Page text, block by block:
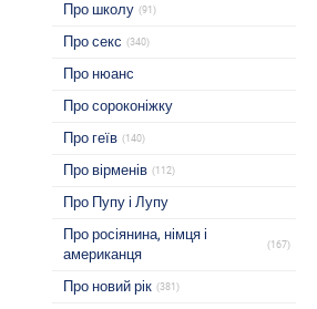
Про школу (91)
Про секс (340)
Про нюанс
Про сороконіжку
Про геїв (140)
Про вірменів (112)
Про Пупу і Лупу
Про росіянина, німця і
американця
(167)
Про новий рік (381)